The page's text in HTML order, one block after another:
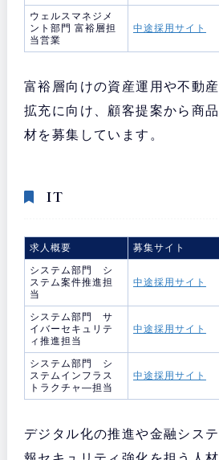
ウェルスマネジメ
ント部門 富裕層担
当営業
中途採用サイト
富裕層向けの資産運用や不動
拡充に向け、顧客提案から商
材を募集しています。
IT
求人概要 募集サイト
システム部門 シ
ステム案件推進担
当
中途採用サイト
システム部門 サ
イバーセキュリテ
ィ推進担当
中途採用サイト
システム部門 シ
ステムインフラス
トラクチャ―担当
中途採用サイト
デジタル化の推進や金融シス